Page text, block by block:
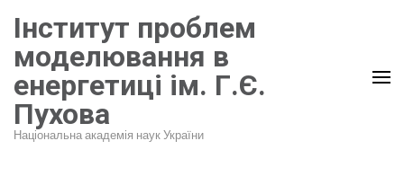
до
вмісту
(натисніть
Enter)
Інститут проблем
моделювання в
енергетиці ім. Г.Є.
Пухова
Національна академія наук України